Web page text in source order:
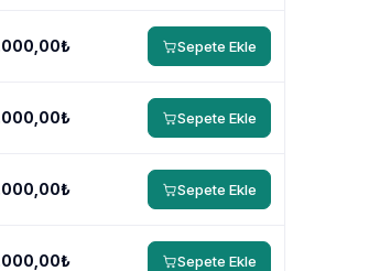
Sepete Ekle
Sepete Ekle
Sepete Ekle
Sepete Ekle